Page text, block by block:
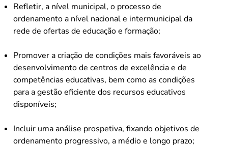
Refletir, a nível municipal, o processo de
ordenamento a nível nacional e intermunicipal da
rede de ofertas de educação e formação;
Promover a criação de condições mais favoráveis ao
desenvolvimento de centros de excelência e de
competências educativas, bem como as condições
para a gestão eficiente dos recursos educativos
disponíveis;
Incluir uma análise prospetiva, fixando objetivos de
ordenamento progressivo, a médio e longo prazo;